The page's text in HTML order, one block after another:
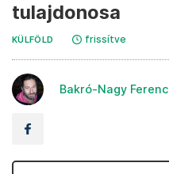
tulajdonosa
KÜLFÖLD frissítve
Bakró-Nagy Ferenc